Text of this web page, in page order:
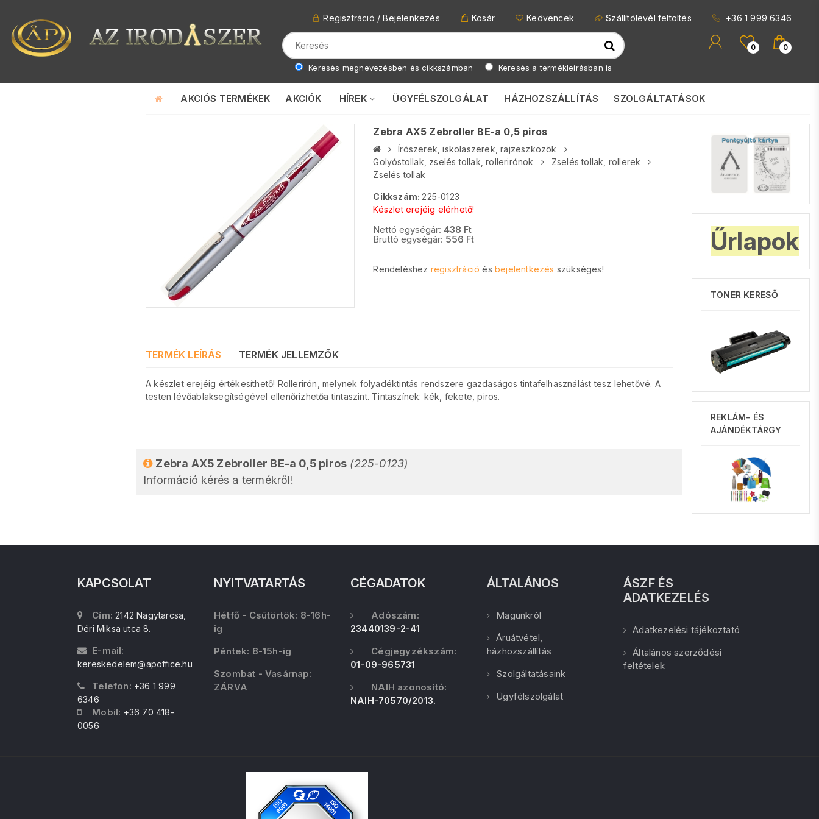
Regisztráció / Bejelenkezés Kosár Kedvencek Szállítólevél feltöltés +36 1 999 6346
Keresés megnevezésben és cikkszámban Keresés a termékleírásban is
0 0
AKCIÓS TERMÉKEK AKCIÓK HÍREK ÜGYFÉLSZOLGÁLAT HÁZHOZSZÁLLÍTÁS SZOLGÁLTATÁSOK
Zebra AX5 Zebroller BE-a 0,5 piros
Írószerek, iskolaszerek, rajzeszközök
Golyóstollak, zselés tollak, rollerirónok
Zselés tollak, rollerek
Zselés tollak
Cikkszám: 225-0123
Készlet erejéig elérhető!
Nettó egységár: 438 Ft
Bruttó egységár: 556 Ft
Rendeléshez regisztráció és bejelentkezés szükséges!
TERMÉK LEÍRÁS TERMÉK JELLEMZŐK
A készlet erejéig értékesíthető! Rollerirón, melynek folyadéktintás rendszere gazdaságos tintafelhasználást tesz lehetővé. A
testen lévőablaksegítségével ellenőrizhetőa tintaszint. Tintaszínek: kék, fekete, piros.
Zebra AX5 Zebroller BE-a 0,5 piros (225-0123)
Információ kérés a termékről!
Űrlapok
TONER KERESŐ
REKLÁM- ÉS
AJÁNDÉKTÁRGY
KAPCSOLAT
Cím: 2142 Nagytarcsa,
Déri Miksa utca 8.
E-mail:
kereskedelem@apoffice.hu
Telefon: +36 1 999
6346
Mobil: +36 70 418-
0056
NYITVATARTÁS
Hétfő - Csütörtök: 8-16h-
ig
Péntek: 8-15h-ig
Szombat - Vasárnap:
ZÁRVA
CÉGADATOK
Adószám:
23440139-2-41
Cégjegyzékszám:
01-09-965731
NAIH azonosító:
NAIH-70570/2013.
ÁLTALÁNOS
Magunkról
Áruátvétel,
házhozszállítás
Szolgáltatásaink
Ügyfélszolgálat
ÁSZF ÉS
ADATKEZELÉS
Adatkezelési tájékoztató
Általános szerződési
feltételek